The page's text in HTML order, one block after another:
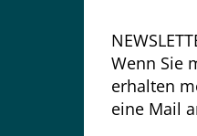
Wenn Sie
erhalten
eine Mail